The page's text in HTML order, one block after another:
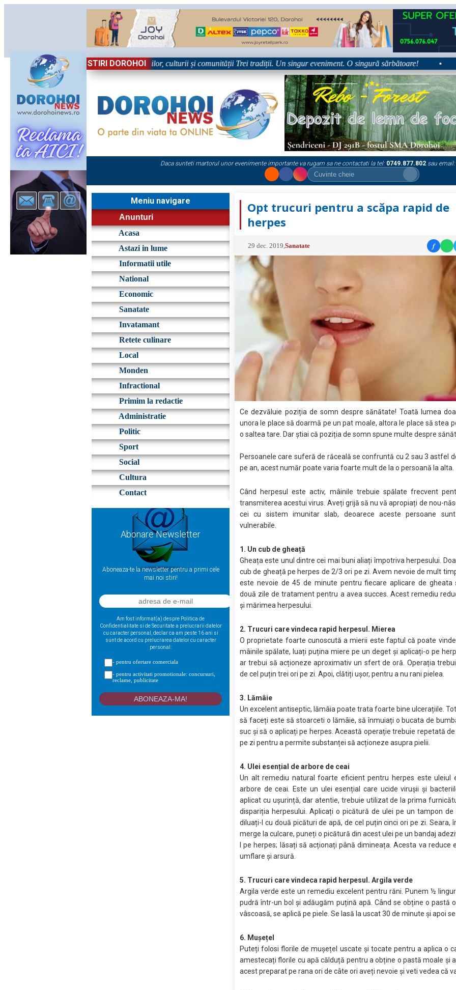
STIRI DOROHOI
Sărbătoare!” – trei zile dedicate tradițiilor, culturii și comunității Trei tradiții. Un singur eveniment. O singură sărbătoare!
Daca sunteti martorul unor evenimente importante va rugam sa ne contactati la tel: 0749.877.802 sau email:
Meniu navigare
Anunturi
Acasa
Astazi in lume
Informatii utile
National
Economic
Sanatate
Invatamant
Retete culinare
Local
Monden
Infractional
Primim la redactie
Administratie
Politic
Sport
Social
Cultura
Contact
Abonare Newsletter
Aboneaza-te la newsletter pentru a primi cele
mai noi stiri!
Am fost informat(a) despre Politica de
Confidentialitate si de Securitate a prelucrarii datelor
cu caracter personal, declar ca am peste 16 ani si
sunt de acord cu prelucrarea datelor cu caracter
personal:
- pentru ofertare comerciala
- pentru activitati promotionale: concursuri,
reclame, publicitate
Opt trucuri pentru a scăpa rapid de
herpes
29 dec. 2019 ,Sanatate f
Ce dezvăluie poziția de somn despre sănătate! Toată lumea
unora le place să doarmă pe un pat moale, altora le place să stea
o saltea tare. Dar știai că poziția de somn spune multe despre
Persoanele care suferă de răceală se confruntă cu 2 sau 3 astfel
pe an, acest număr poate varia foarte mult de la o persoană la alta.
Când herpesul este activ, mâinile trebuie spălate frecvent
transmiterea acestui virus. Aveți grijă să nu vă apropiați de nou-
cei cu sistem imunitar slab, deoarece aceste persoane
vulnerabile.
1. Un cub de gheață
Gheața este unul dintre cei mai buni aliați împotriva herpesului.
cub de gheață pe herpes de 2/3 ori pe zi. Avem nevoie de mult
este nevoie de 45 de minute pentru fiecare aplicare de gheata
două zile de tratament pentru a avea succes. Acest remediu
și mărimea herpesului.
2. Trucuri care vindeca rapid herpesul. Mierea
O proprietate foarte cunoscută a mierii este faptul că poate
mâinile spălate, luați puțina miere pe un deget și aplicați-o pe
ar trebui să acționeze aproximativ un sfert de oră. Operația
de cel puțin trei ori pe zi. Apoi, clătiți ușor, pentru a nu rani pielea.
3. Lămâie
Un excelent antiseptic, lămâia poate trata foarte bine ulcerațiile.
să faceți este să stoarceti o lămâie, să înmuiați o bucata de
suc și să o aplicați pe herpes. Această operație trebuie repetată de
pe zi pentru a permite substanței să acționeze asupra pielii.
4. Ulei esențial de arbore de ceai
Un alt remediu natural foarte eficient pentru herpes este uleiul
arbore de ceai. Este un ulei esențial care ucide virușii și
aplicat cu ușurință, dar atentie, trebuie utilizat de la prima
dispariția herpesului. Aplicați o picătură de ulei pe un tampon de
diluați-l cu două picături de apă, de cel puțin cinci ori pe zi. Seara,
merge la culcare, puneți o picătură din acest ulei pe un bandaj
l pe herpes; lăsați să acționați până dimineața. Acesta va reduce
umflare și arsură.
5. Trucuri care vindeca rapid herpesul. Argila verde
Argila verde este un remediu excelent pentru răni. Punem ½
pudră într-un bol și adăugăm puțină apă. Când se obține o pastă
vâscoasă, se aplică pe piele. Se lasă la uscat 30 de minute și apoi
6. Mușețel
Puteți folosi florile de mușețel uscate și tocate pentru a aplica o
amestecați florile cu apă călduță pentru a obține o pastă moale și
acest preparat pe rana ori de câte ori aveți nevoie și veti vedea că